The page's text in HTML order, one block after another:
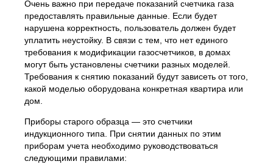
Очень важно при передаче показаний счетчика газа
предоставлять правильные данные. Если будет
нарушена корректность, пользователь должен будет
уплатить неустойку. В связи с тем, что нет единого
требования к модификации газосчетчиков, в домах
могут быть установлены счетчики разных моделей.
Требования к снятию показаний будут зависеть от того,
какой моделью оборудована конкретная квартира или
дом.
Приборы старого образца — это счетчики
индукционного типа. При снятии данных по этим
приборам учета необходимо руководствоваться
следующими правилами: